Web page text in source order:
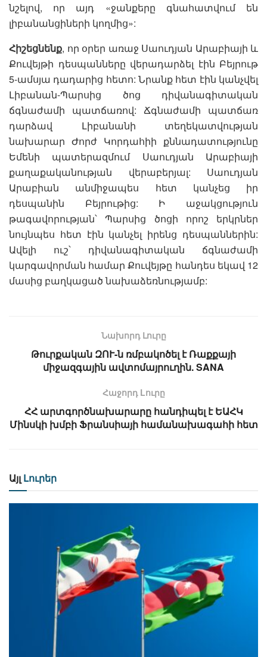
նշելով, որ այդ «ջանքերը գնահատվում են
լիբանանցիների կողմից»:
Հիշեցնենք, որ օրեր առաջ Սաուդյան Արաբիայի և
Քուվեյթի դեսպանները վերադարձել էին Բեյրութ
5-ամսյա դադարից հետո: Նրանք հետ էին կանչվել
Լիբանան-Պարսից ծոց դիվանագիտական
ճգնաժամի պատճառով: Ճգնաժամի պատճառ
դարձավ Լիբանանի տեղեկատվության
նախարար Ժորժ Կորդահիի քննադատությունը
Եմենի պատերազմում Սաուդյան Արաբիայի
քաղաքականության վերաբերյալ: Սաուդյան
Արաբիան անմիջապես հետ կանչեց իր
դեսպանին Բեյրութից: Ի աջակցություն
թագավորության՝ Պարսից ծոցի որոշ երկրներ
նույնպես հետ էին կանչել իրենց դեսպաններին:
Ավելի ուշ՝ դիվանագիտական ճգնաժամի
կարգավորման համար Քուվեյթը հանդես եկավ 12
մասից բաղկացած նախաձեռնությամբ:
Նախորդ Լուրը
Թուրքական ԶՈՒ-ն ռմբակոծել է Ռաքքայի
միջազգային ավտոմայրուղին. SANA
Հաջորդ Lուրը
ՀՀ արտգործնախարարը հանդիպել է ԵԱՀԿ
Մինսկի խմբի Ֆրանսիայի համանախագահի հետ
Այլ Լուրեր